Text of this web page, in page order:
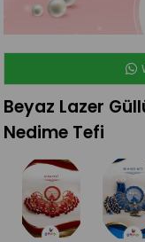
Beyaz Lazer
Nedime Tefi